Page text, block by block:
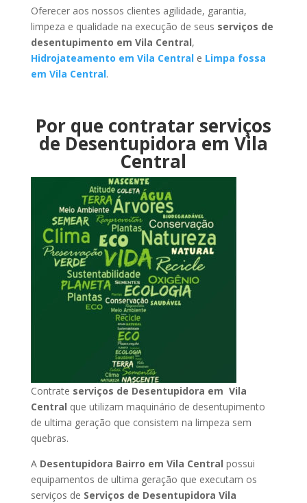
Oferecer aos nossos clientes agilidade, garantia,
limpeza e qualidade na execução de seus serviços de
desentupimento em Vila Central,
Hidrojateamento em Vila Centrale Limpa fossa
em Vila Central.
Por que contratar serviços
de Desentupidora em Vila
Central
Contrate serviços de Desentupidora em Vila
Central que utilizam maquinário de desentupimento
de ultima geração que consistem na limpeza sem
quebras.
A Desentupidora Bairro em Vila Central possui
equipamentos de ultima geração que executam os
serviços de Serviços de Desentupidora Vila